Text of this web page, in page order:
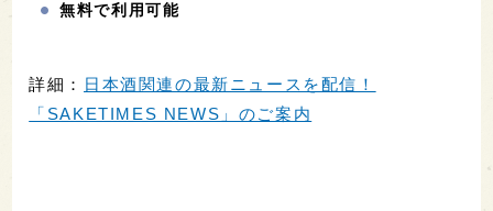
無料で利用可能
詳細：
日本酒関連の最新ニュースを配信！
「SAKETIMES NEWS」のご案内